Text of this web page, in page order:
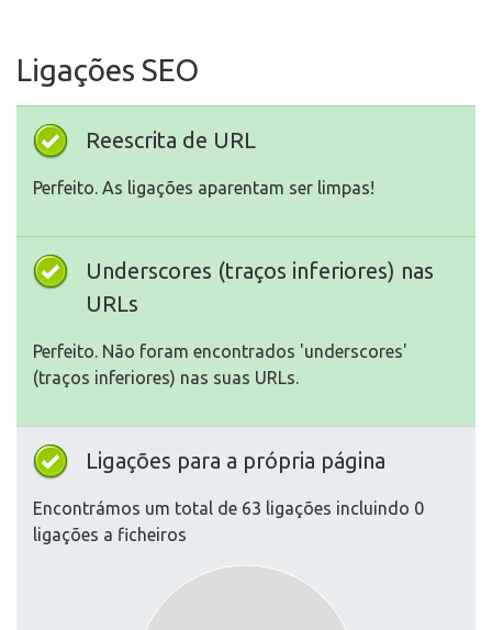
Ligações SEO
Reescrita de URL
Perfeito. As ligações aparentam ser limpas!
Underscores (traços inferiores) nas
URLs
Perfeito. Não foram encontrados 'underscores'
(traços inferiores) nas suas URLs.
Ligações para a própria página
Encontrámos um total de 63 ligações incluindo 0
ligações a ficheiros